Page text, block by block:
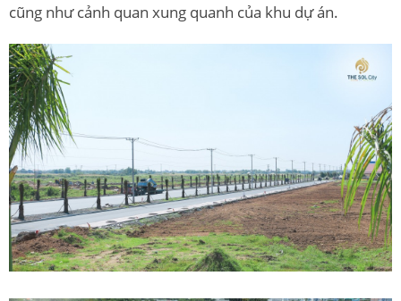
cũng như cảnh quan xung quanh của khu dự án.